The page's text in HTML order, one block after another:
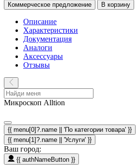
Коммерческое предложение В корзину
Описание
Характеристики
Документация
Аналоги
Аксессуары
Отзывы
Микроскоп Alltion
{{ menu[0]?.name || 'По категории товара' }}
{{ menu[1]?.name || 'Услуги' }}
Ваш город:
{{ authNameButton }}